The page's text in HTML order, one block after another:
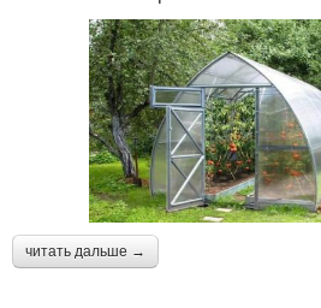
читать дальше →